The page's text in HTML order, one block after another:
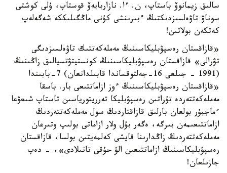
سالىق زيمانوۆ باستاپ، ن. ءا. نازاربايەۆ قوستاپ، ۇلى كوشتى
سوناۋ تاۋەلسىزدىكتىڭ ءبىرىنشى كۇنى ماڭگىلىككە شەگەلەپ
كەتكەن بولاتىن!
«قازاقستان رەسپۋبليكاسىنىڭ مەملەكەتتىك تاۋەلسىزدىگى
تۋرالى» قازاقستان رەسپۋبليكاسىنىڭ كونستيتۋتسيالىق زاڭىنىڭ
(1991 - جىلعى 16-جەلتوقساندا قابىلدانعان) 7-بابىندا
«قازاقستان رەسپۋبليكاسىنىڭ ءوز ازاماتتىعى بار. باسقا
مەملەكەتتەردە تۇراتىن رەسپۋبليكا تەرريتورياسىن تاستاپ شىعۋعا
ءماجبۇر بولعان بارلىق قازاقتاردىڭ سول مەملەكەتتەردىڭ
ازاماتتىعىمەن بىرگە، ەگەر بۇل ولار ازاماتى بولىپ وتىرعان
مەملەكەتتەردىڭ زاڭدارىنا قايشى كەلمەيتىن بولسا، قازاقستان
رەسپۋبليكاسىنىڭ ازاماتتىعىن الۋ حۇقى تانىلادى»، - دەپ
جازىلعان!